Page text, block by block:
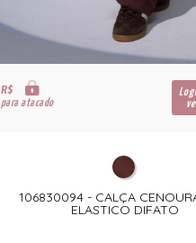
R$
para atacado
106830094 - CALÇA
ELASTICO DIFATO